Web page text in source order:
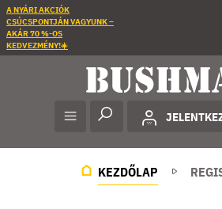
A NYÁRI AKCIÓK
CSÚCSPONTJÁN VAGYUNK –
AKÁR 70 %-OS
KEDVEZMÉNY!☀️
KEZDŐLAP